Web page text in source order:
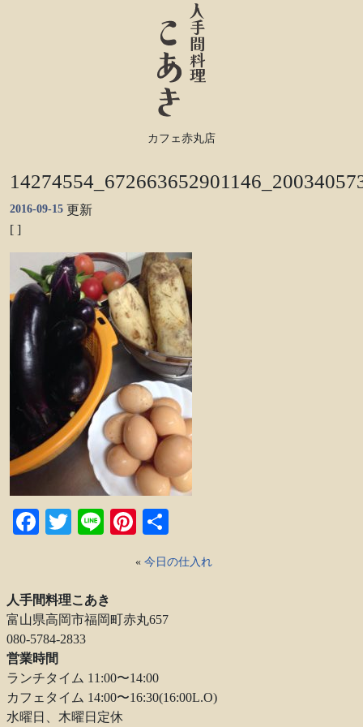
カフェ赤丸店
2016-09-15 更新
[ ]
Facebook
TwitterLinePinterest
有
« 今日の仕入れ
人手間料理こあき
富山県高岡市福岡町赤丸657
080-5784-2833
営業時間
ランチタイム 11:00〜14:00
カフェタイム 14:00〜16:30(16:00L.O)
水曜日、木曜日定休